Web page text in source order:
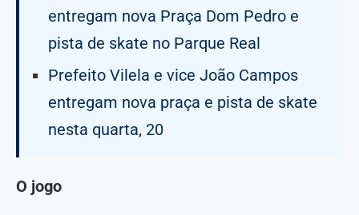
entregam nova Praça Dom Pedro e
pista de skate no Parque Real
Prefeito Vilela e vice João Campos
entregam nova praça e pista de skate
nesta quarta, 20
O jogo